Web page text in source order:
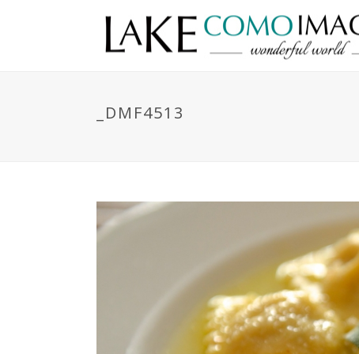
_DMF4513